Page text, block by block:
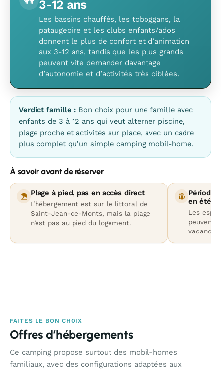
3-12 ans
Les bassins chauffés, les toboggans, la
pataugeoire et les clubs enfants/ados
donnent le plus de confort et d’animation
aux 3-12 ans, tandis que les plus grands
peuvent vite demander davantage
d’autonomie et d’activités très ciblées.
Verdict famille : Bon choix pour une famille avec
enfants de 3 à 12 ans qui veut alterner piscine,
plage proche et activités sur place, avec un cadre
plus complet qu’un simple camping mobil-home.
À savoir avant de réserver
Plage à pied, pas en accès direct
L’hébergement est sur le littoral de
Saint-Jean-de-Monts, mais la plage
n’est pas au pied du logement.
Période
en été
Les
peuvent
FAITES LE BON CHOIX
Offres d’hébergements
Ce camping propose surtout des mobil-homes
familiaux, avec des configurations adaptées aux